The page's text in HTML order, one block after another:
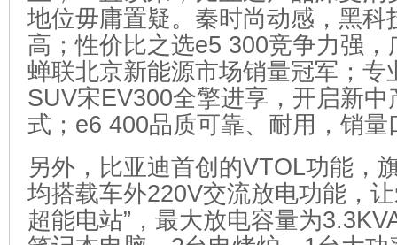
地位毋庸置疑。秦时尚动感，黑科
高；性价比之选e5 300竞争力强
蝉联北京新能源市场销量冠军；专
SUV宋EV300全擎进享，开启新中
式；e6 400品质可靠、耐用，销量
另外，比亚迪首创的VTOL功能，
均搭载车外220V交流放电功能，
超能电站”，最大放电容量为